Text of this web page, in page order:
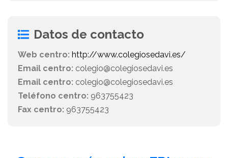
Datos de contacto
Web centro: http://www.colegiosedavi.es/
Email centro: colegio@colegiosedavi.es
Email centro: colegio@colegiosedavi.es
Teléfono centro: 963755423
Fax centro: 963755423